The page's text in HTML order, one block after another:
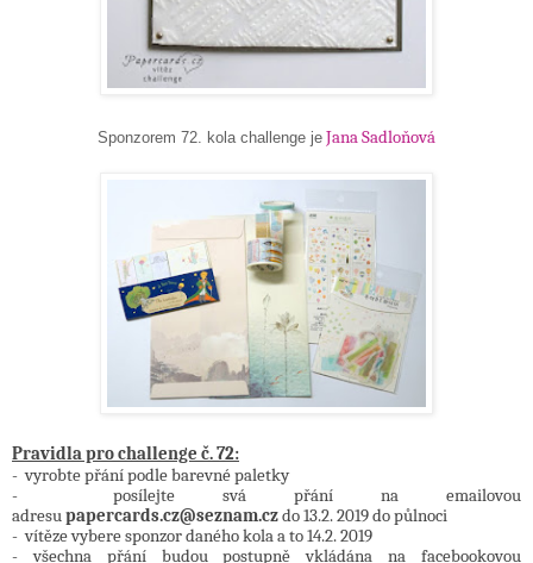
Sponzorem 72. kola challenge je Jana Sadloňová
Pravidla pro challenge č. 72:
- vyrobte přání podle barevné paletky
- posílejte svá přání na emailovou
adresupapercards.cz@seznam.czdo 13.2. 2019 do půlnoci
- vítěze vybere sponzor daného kola a to 14.2. 2019
- všechna přání budou postupně vkládána na facebookovou